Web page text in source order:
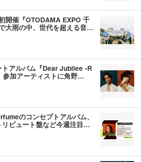
開催『OTODAMA EXPO 千
大雨の中、世代を超える音…
アルバム『Dear Jubilee -R
参加アーティストに角野…
のコンセプトアルバム、
リビュート盤など今週注目…